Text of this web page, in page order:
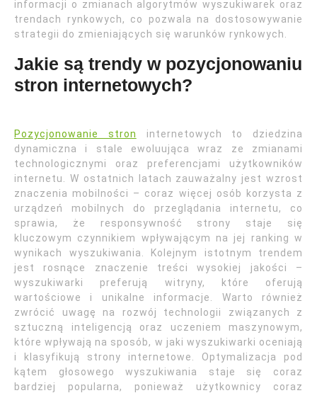
informacji o zmianach algorytmów wyszukiwarek oraz
trendach rynkowych, co pozwala na dostosowywanie
strategii do zmieniających się warunków rynkowych.
Jakie są trendy w pozycjonowaniu
stron internetowych?
Pozycjonowanie stron
internetowych to dziedzina
dynamiczna i stale ewoluująca wraz ze zmianami
technologicznymi oraz preferencjami użytkowników
internetu. W ostatnich latach zauważalny jest wzrost
znaczenia mobilności – coraz więcej osób korzysta z
urządzeń mobilnych do przeglądania internetu, co
sprawia, że responsywność strony staje się
kluczowym czynnikiem wpływającym na jej ranking w
wynikach wyszukiwania. Kolejnym istotnym trendem
jest rosnące znaczenie treści wysokiej jakości –
wyszukiwarki preferują witryny, które oferują
wartościowe i unikalne informacje. Warto również
zwrócić uwagę na rozwój technologii związanych z
sztuczną inteligencją oraz uczeniem maszynowym,
które wpływają na sposób, w jaki wyszukiwarki oceniają
i klasyfikują strony internetowe. Optymalizacja pod
kątem głosowego wyszukiwania staje się coraz
bardziej popularna, ponieważ użytkownicy coraz